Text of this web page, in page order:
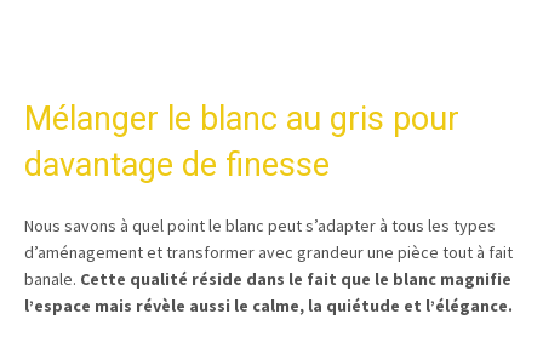
Mélanger le blanc au gris pour
davantage de finesse
Nous savons à quel point le blanc peut s’adapter à tous les types
d’aménagement et transformer avec grandeur une pièce tout à fait
banale. Cette qualité réside dans le fait que le blanc magnifie
l’espace mais révèle aussi le calme, la quiétude et l’élégance.